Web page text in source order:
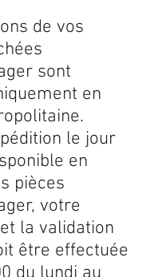
de vos
sont
en
le jour
en
pièces
votre
la validation
être effectuée